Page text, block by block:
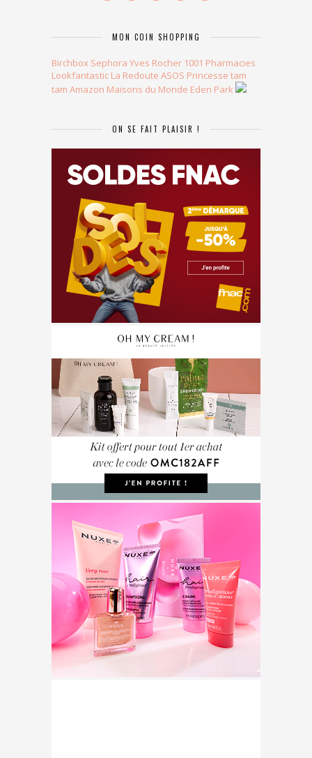
MON COIN SHOPPING
Birchbox Sephora Yves Rocher 1001 Pharmacies
Lookfantastic La Redoute ASOS Princesse tam
tam Amazon Maisons du Monde Eden Park
ON SE FAIT PLAISIR !